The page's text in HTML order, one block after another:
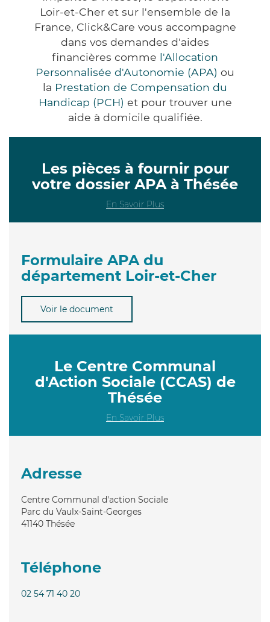
Loir-et-Cher et sur l'ensemble de la
France, Click&Care vous accompagne
dans vos demandes d'aides
financières comme l'Allocation
Personnalisée d'Autonomie (APA) ou
la Prestation de Compensation du
Handicap (PCH) et pour trouver une
aide à domicile qualifiée.
Les pièces à fournir pour
votre dossier APA à Thésée
En Savoir Plus
Formulaire APA du
département Loir-et-Cher
Voir le document
Le Centre Communal
d'Action Sociale (CCAS) de
Thésée
En Savoir Plus
Adresse
Centre Communal d'action Sociale
Parc du Vaulx-Saint-Georges
41140 Thésée
Téléphone
02 54 71 40 20